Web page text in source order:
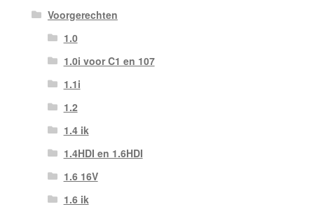
Voorgerechten
1.0
1.0i voor C1 en 107
1.1i
1.2
1.4 ik
1.4HDI en 1.6HDI
1.6 16V
1.6 ik